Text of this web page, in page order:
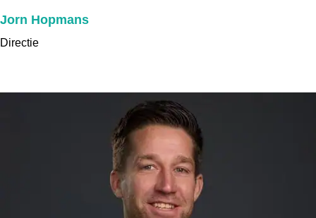
Jorn Hopmans
Directie